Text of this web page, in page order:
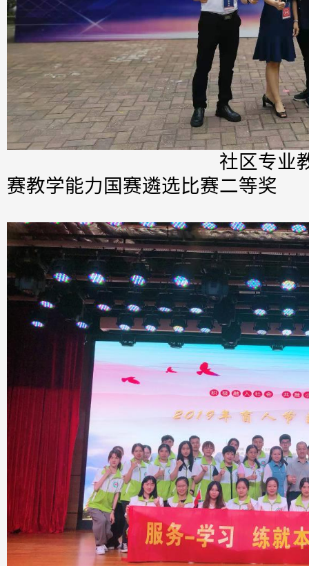
社区专业教师荣获全
赛教学能力国赛遴选比赛二等奖